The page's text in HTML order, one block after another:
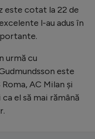
este cotat la 22 de
l-au adus în
urmă cu
este
AC Milan și
el să mai rămână